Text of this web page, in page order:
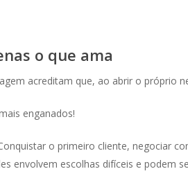
o que ama
acreditam que, ao abrir o próprio
enganados!
o primeiro cliente, negociar
envolvem escolhas difíceis e podem